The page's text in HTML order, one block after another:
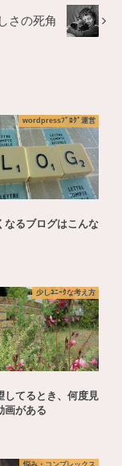
さの死角
wordpressﾌﾞﾛｸﾞ運営
なるブログはこんな
少しﾕﾆｰｸな考え方
してるとき、何度見
画がある